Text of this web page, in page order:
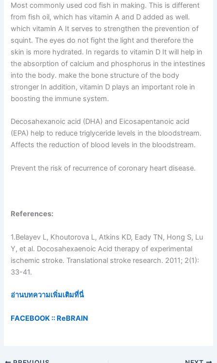
Most commonly used cod fish in making. This is different
from fish oil, which has vitamin A and D added as well.
which vitamin A It serves to strengthen the prevention of
squint. The eyes do not fight the light and therefore the
skin is more hydrated. In regards to vitamin D It will help in
the absorption of calcium and phosphorus in the intestines
into the body. make the bone structure of the body
stronger In addition, vitamin D plays an important role in
boosting the immune system.
Decosahexanoic acid (DHA) and Eicosapentanoic acid
(EPA) help to reduce triglyceride levels in the bloodstream.
Affects the reduction of blood levels in the bloodstream.
Prevent the risk of recurrence of coronary heart disease.
References:
1.Belayev L, Khoutorova L, Atkins KD, Eady TN, Hong S, Lu
Y, et al. Docosahexaenoic Acid therapy of experimental
ischemic stroke. Translational stroke research. 2011; 2(1):
33-41.
อ่านบทความเพิ่มเติมที่นี่
FACEBOOK :: ReBRAIN